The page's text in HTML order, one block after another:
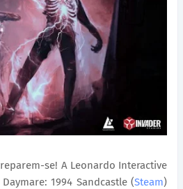
se! A Leonardo Interactive
1994 Sandcastle (Steam)